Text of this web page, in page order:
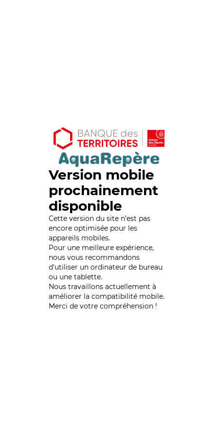
Version mobile
prochainement
disponible
Cette version du site n’est pas
encore optimisée pour les
appareils mobiles.
Pour une meilleure expérience,
nous vous recommandons
d'utiliser un ordinateur de bureau
ou une tablette.
Nous travaillons actuellement à
améliorer la compatibilité mobile.
Merci de votre compréhension !